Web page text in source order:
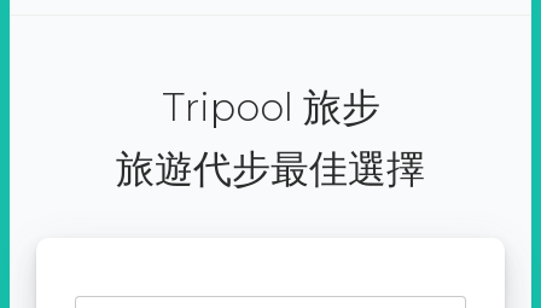
Tripool 旅步
旅遊代步最佳選擇